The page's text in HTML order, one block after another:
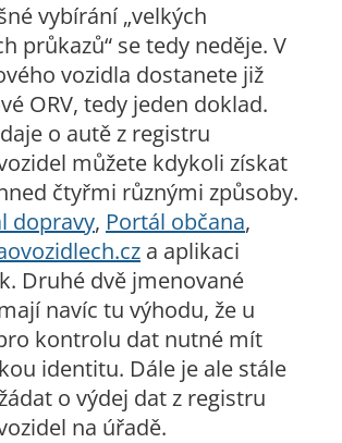
vybírání „velkých
průkazů“ se tedy neděje. V
vozidla dostanete již
ORV, tedy jeden doklad.
o autě z registru
můžete kdykoli získat
čtyřmi různými způsoby.
dopravy, Portál občana,
a aplikaci
Druhé dvě jmenované
navíc tu výhodu, že u
kontrolu dat nutné mít
identitu. Dále je ale stále
o výdej dat z registru
na úřadě.